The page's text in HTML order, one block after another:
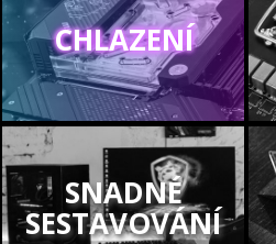
CHLAZENÍ
SNADNÉ
SESTAVOVÁNÍ